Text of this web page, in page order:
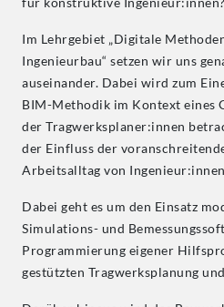
Im Lehrgebiet „Digitale
Ingenieurbau“ setzen wir uns
auseinander. Dabei wird zum
BIM-Methodik im Kontext eines
der Tragwerksplaner:innen
der Einfluss der
Arbeitsalltag von
Dabei geht es um den Einsatz
Simulations- und
Programmierung eigener
gestützten Tragwerksplanung